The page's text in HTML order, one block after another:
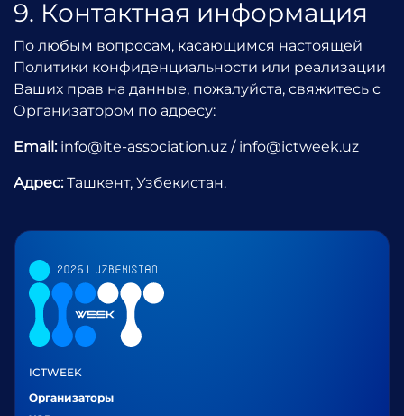
9. Контактная информация
По любым вопросам, касающимся настоящей
Политики конфиденциальности или реализации
Ваших прав на данные, пожалуйста, свяжитесь с
Организатором по адресу:
Email:info@ite-association.uz / info@ictweek.uz
Адрес:Ташкент, Узбекистан.
ICTWEEK
Организаторы